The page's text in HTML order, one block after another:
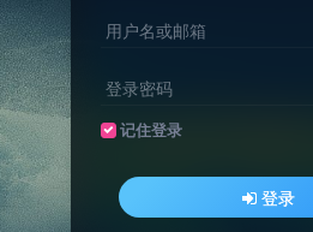
用户名或邮箱
登录密码
记住登录
登录